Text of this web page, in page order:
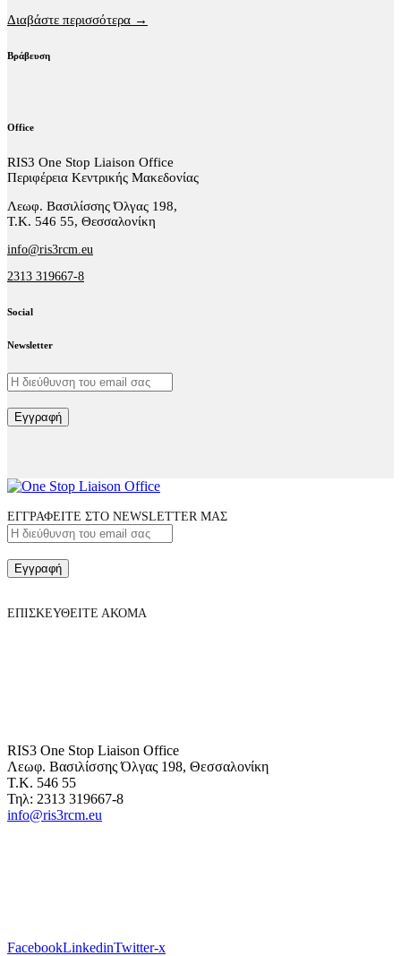
Διαβάστε περισσότερα →
Βράβευση
Office
RIS3 One Stop Liaison Office
Περιφέρεια Κεντρικής Μακεδονίας
Λεωφ. Βασιλίσσης Όλγας 198,
Τ.Κ. 546 55, Θεσσαλονίκη
info@ris3rcm.eu
2313 319667-8
Social
facebook-
linkedin
twitter-
Newsletter
Εγγραφή
ΕΓΓΡΑΦΕΙΤΕ ΣΤΟ NEWSLETTER ΜΑΣ
Εγγραφή
ΕΠΙΣΚΕΥΘΕΙΤΕ ΑΚΟΜΑ
RIS3 One Stop Liaison Office
Λεωφ. Βασιλίσσης Όλγας 198, Θεσσαλονίκη
Τ.Κ. 546 55
Τηλ: 2313 319667-8
info@ris3rcm.eu
FacebookLinkedinTwitter-x